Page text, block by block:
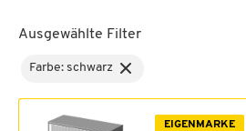
Ausgewählte Filter
Farbe: schwarz
EIGENMARKE